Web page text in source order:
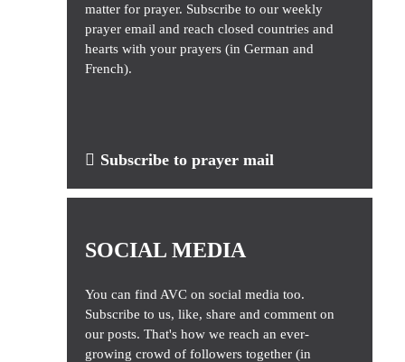
matter for prayer. Subscribe to our weekly
prayer email and reach closed countries and
hearts with your prayers (in German and
French).
Subscribe to prayer mail
SOCIAL MEDIA
You can find AVC on social media too.
Subscribe to us, like, share and comment on
our posts. That's how we reach an ever-
growing crowd of followers together (in